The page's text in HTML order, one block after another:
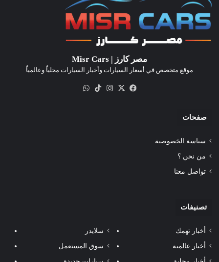
مصر كارز | Misr Cars
موقع متخصص في أسعار السيارات وأخبار السيارات محلياً وعالمياً
فيسبوك
‫X انستقرام‫TikTok
صفحات
سياسة الخصوصية
من نحن ؟
تواصل معنا
تصنيفات
أخبار تهمك
أخبار عالمية
سلايدر
سوق المستعمل